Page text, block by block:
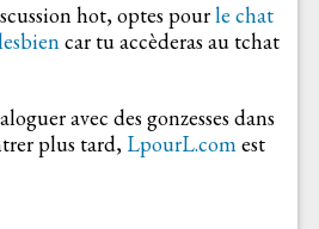
hot, optes pourle chat
car tu accèderas au tchat
avec des gonzesses dans
plus tard, LpourL.comest